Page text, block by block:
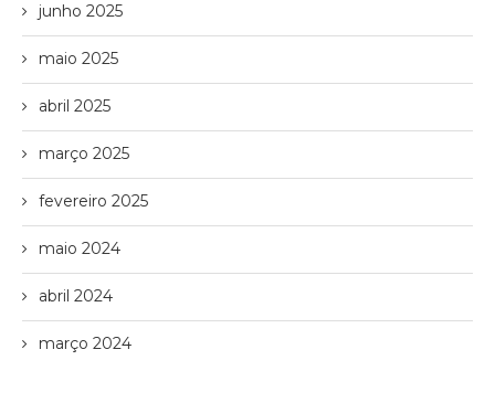
junho 2025
maio 2025
abril 2025
março 2025
fevereiro 2025
maio 2024
abril 2024
março 2024